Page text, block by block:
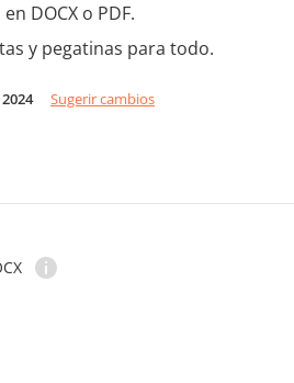
DOCX o PDF.
y pegatinas para todo.
Sugerir cambios